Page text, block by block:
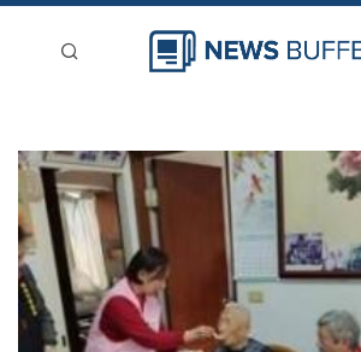
新聞稿分類
登入
刊登